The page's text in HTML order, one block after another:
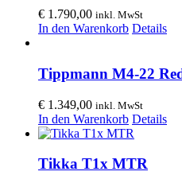
€ 1.790,00 inkl. MwSt
In den Warenkorb Details
Tippmann M4-22
€ 1.349,00 inkl. MwSt
In den Warenkorb Details
Tikka T1x MTR